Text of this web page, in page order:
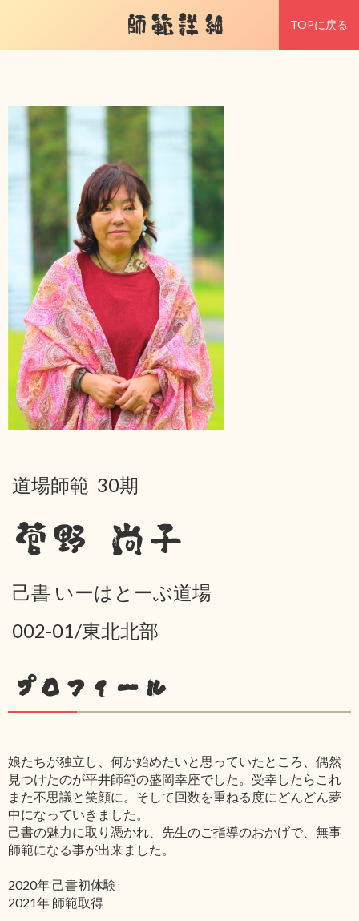
師範詳細 TOPに戻る
道場師範 30期
菅野 尚子
己書 いーはとーぶ道場
002-01/東北北部
プロフィール
娘たちが独立し、何か始めたいと思っていたところ、偶然
見つけたのが平井師範の盛岡幸座でした。受幸したらこれ
また不思議と笑顔に。そして回数を重ねる度にどんどん夢
中になっていきました。
己書の魅力に取り憑かれ、先生のご指導のおかげで、無事
師範になる事が出来ました。
2020年 己書初体験
2021年 師範取得